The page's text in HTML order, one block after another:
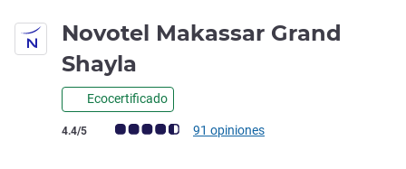
Novotel Makassar Grand
Shayla
Ecocertificado
Nota de clientes de Avis (Clasificación de ALL)
4.4/5 91 opiniones